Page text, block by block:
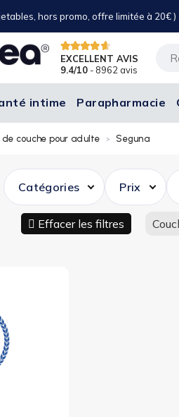
hors promo, offre limitée à 20€ )
EXCELLENT AVIS
9.4/10 - 8962 avis
intime Parapharmacie
de couche pour adulte Seguna
Effacer les filtres
Catégories Prix